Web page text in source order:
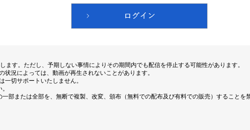
ます。ただし、予期しない事情によりその期間内でも配信を停止する可能性があります。
況によっては、動画が再生されないことがあります。
一切サポートいたしません。
部または全部を、無断で複製、改変、頒布（無料での配布及び有料での販売）することを